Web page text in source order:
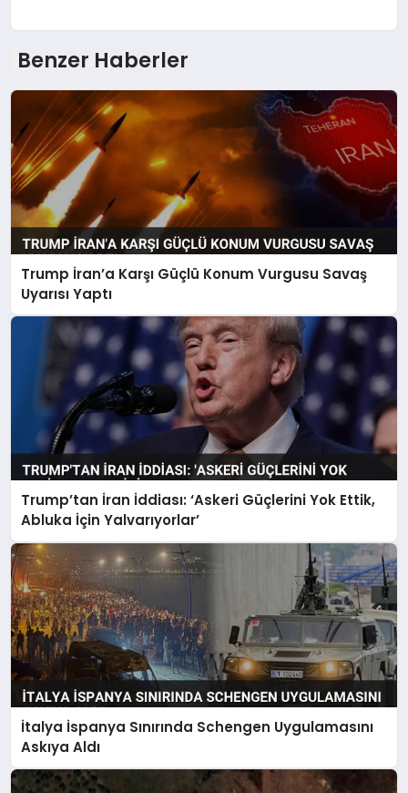
Benzer Haberler
Trump İran’a Karşı Güçlü Konum Vurgusu Savaş
Uyarısı Yaptı
Trump’tan İran İddiası: ‘Askeri Güçlerini Yok Ettik,
Abluka İçin Yalvarıyorlar’
İtalya İspanya Sınırında Schengen Uygulamasını
Askıya Aldı